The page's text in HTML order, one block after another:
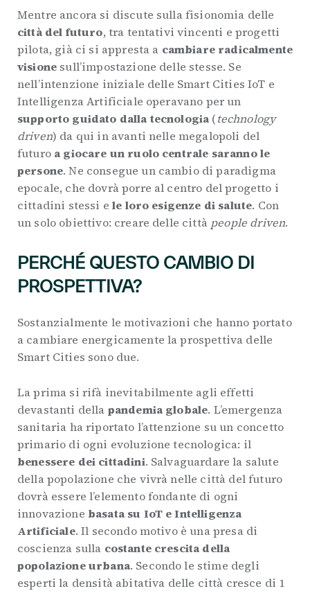
Mentre ancora si discute sulla fisionomia delle
città del futuro, tra tentativi vincenti e progetti
pilota, già ci si appresta a cambiare radicalmente
visione sull’impostazione delle stesse. Se
nell’intenzione iniziale delle Smart Cities IoT e
Intelligenza Artificiale operavano per un
supporto guidato dalla tecnologia (technology
driven) da qui in avanti nelle megalopoli del
futuro a giocare un ruolo centrale saranno le
persone. Ne consegue un cambio di paradigma
epocale, che dovrà porre al centro del progetto i
cittadini stessi e le loro esigenze di salute. Con
un solo obiettivo: creare delle città people driven.
PERCHÉ QUESTO CAMBIO DI
PROSPETTIVA?
Sostanzialmente le motivazioni che hanno portato
a cambiare energicamente la prospettiva delle
Smart Cities sono due.
La prima si rifà inevitabilmente agli effetti
devastanti della pandemia globale. L’emergenza
sanitaria ha riportato l’attenzione su un concetto
primario di ogni evoluzione tecnologica: il
benessere dei cittadini. Salvaguardare la salute
della popolazione che vivrà nelle città del futuro
dovrà essere l’elemento fondante di ogni
innovazione basata su IoT e Intelligenza
Artificiale. Il secondo motivo è una presa di
coscienza sulla costante crescita della
popolazione urbana. Secondo le stime degli
esperti la densità abitativa delle città cresce di 1